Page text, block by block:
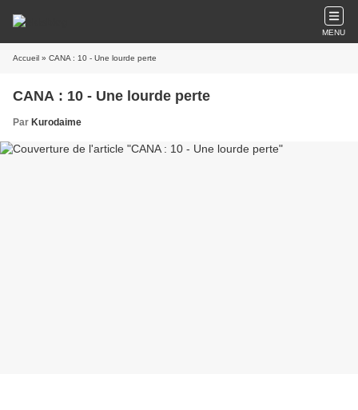
MENU
Accueil » CANA : 10 - Une lourde perte
CANA : 10 - Une lourde perte
Par Kurodaime